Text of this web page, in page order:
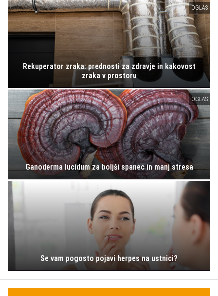
OGLAS
Rekuperator zraka: prednosti za zdravje in kakovost
zraka v prostoru
OGLAS
Ganoderma lucidum za boljši spanec in manj stresa
Se vam pogosto pojavi herpes na ustnici?